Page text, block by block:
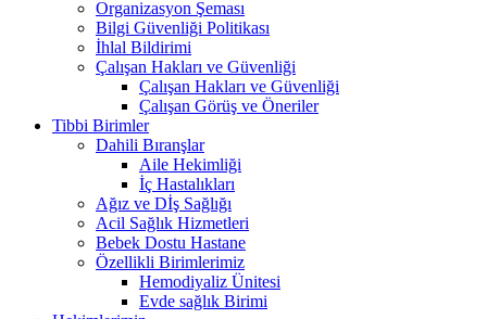
Organizasyon Şeması
Bilgi Güvenliği Politikası
İhlal Bildirimi
Çalışan Hakları ve Güvenliği
Çalışan Hakları ve Güvenliği
Çalışan Görüş ve Öneriler
Tibbi Birimler
Dahili Bıranşlar
Aile Hekimliği
İç Hastalıkları
Ağız ve Dİş Sağlığı
Acil Sağlık Hizmetleri
Bebek Dostu Hastane
Özellikli Birimlerimiz
Hemodiyaliz Ünitesi
Evde sağlık Birimi